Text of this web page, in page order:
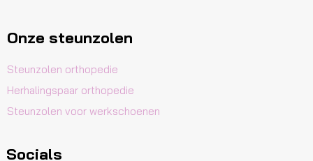
Onze steunzolen
Steunzolen orthopedie
Herhalingspaar orthopedie
Steunzolen voor werkschoenen
Socials